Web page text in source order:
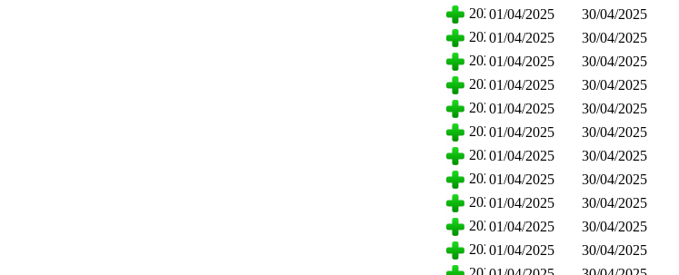
202501/04/2025 30/04/2025
202501/04/2025 30/04/2025
202501/04/2025 30/04/2025
202501/04/2025 30/04/2025
202501/04/2025 30/04/2025
202501/04/2025 30/04/2025
202501/04/2025 30/04/2025
202501/04/2025 30/04/2025
202501/04/2025 30/04/2025
202501/04/2025 30/04/2025
202501/04/2025 30/04/2025